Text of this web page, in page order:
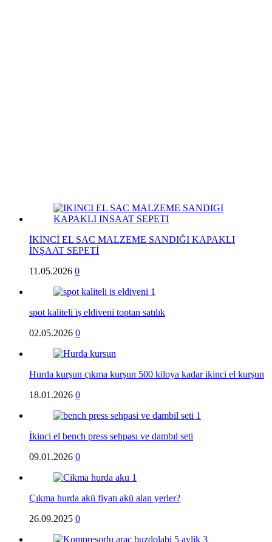
İKİNCİ EL SAC MALZEME SANDIĞI KAPAKLI
İNŞAAT SEPETİ
11.05.2026 0
spot kaliteli iş eldiveni toptan satılık
02.05.2026 0
Hurda kurşun çıkma kurşun 500 kiloya kadar ikinci el kurşun
18.01.2026 0
İkinci el bench press sehpası ve dambıl seti
09.01.2026 0
Çıkma hurda akü fiyatı akü alan yerler?
26.09.2025 0